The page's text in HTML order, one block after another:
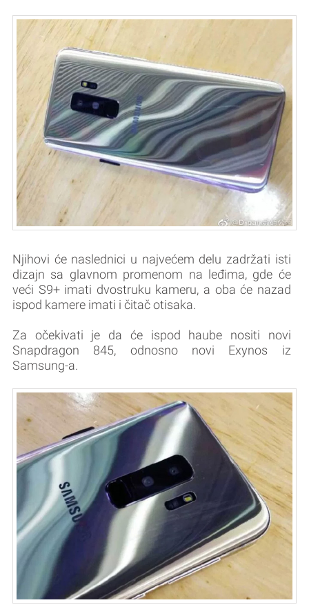
Njihovi će naslednici u najvećem delu zadržati isti
dizajn sa glavnom promenom na leđima, gde će
veći S9+ imati dvostruku kameru, a oba će nazad
ispod kamere imati i čitač otisaka.
Za očekivati je da će ispod haube nositi novi
Snapdragon 845, odnosno novi Exynos iz
Samsung-a.